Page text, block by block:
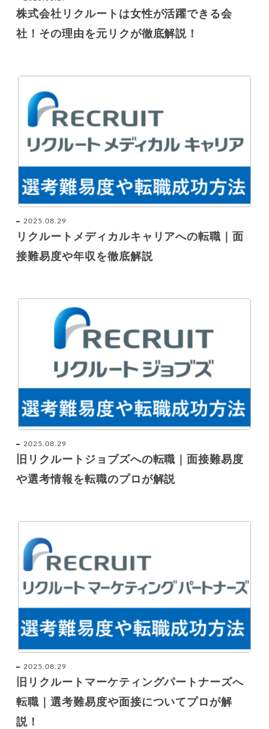
株式会社リクルートは女性が活躍できる会
社！その理由を元リクが徹底解説！
2025.08.29
リクルートメディカルキャリアへの転職｜面
接難易度や年収を徹底解説
2025.08.29
旧リクルートジョブズへの転職｜面接難易度
や選考情報を転職のプロが解説
2025.08.29
旧リクルートマーケティングパートナーズへ
転職｜選考難易度や面接についてプロが解
説！